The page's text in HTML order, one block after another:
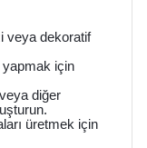
veya dekoratif
yapmak için
diğer
üretmek için